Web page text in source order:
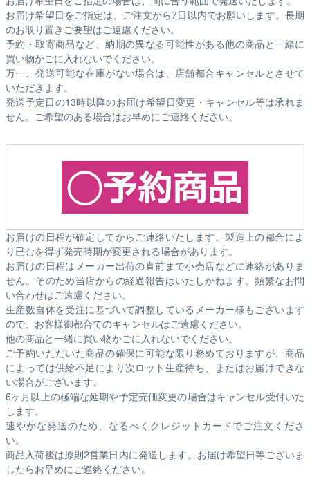
お届け希望日をご指定は、ご注文から7日以内でお願いします。長期
のお取り置きご要望はご遠慮ください。
予約・取寄商品など、納期の異なる可能性がある他の商品と一緒に
買い物かごに入れないでください。
万一、発送可能な在庫がない場合は、店舗都合キャンセルとさせて
いただきます。
発送予定日の13時以降のお届け希望日変更・キャンセル等は承れま
せん。ご希望のある場合はお早めにご連絡ください。
お届けの日程が確定してからご連絡いたします。製造上の都合によ
り已むを得ず発売時期が変更される場合があります。
お届けの日程はメーカー出荷の直前まで小売店などに連絡がありま
せん。そのため当店からの経過報告はいたしかねます。頻繁なお問
い合わせはご遠慮ください。
生産数自体を受注に基づいて調整しているメーカー様もございます
ので、お客様御都合でのキャンセルはご遠慮ください。
他の商品と一緒に買い物かごに入れないでください。
ご予約いただいた商品の確保に可能な限り務めておりますが、商品
によっては供給不足により次ロット生産待ち、またはお届けできな
い場合がございます。
6ヶ月以上の極端な延期や予定売価変更の場合はキャンセル受付いた
します。
速やかな発送のため、なるべくクレジットカードでご注文くださ
い。
商品入荷後は原則2営業日内に発送します。お届け希望日等ございま
したらお早めにご連絡ください。